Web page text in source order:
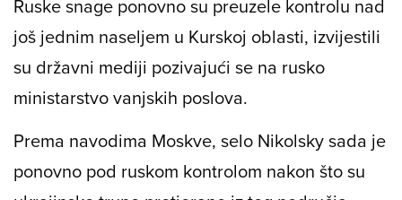
Ruske snage ponovno su preuzele kontrolu nad
još jednim naseljem u Kurskoj oblasti, izvijestili
su državni mediji pozivajući se na rusko
ministarstvo vanjskih poslova.
Prema navodima Moskve, selo Nikolsky sada je
ponovno pod ruskom kontrolom nakon što su